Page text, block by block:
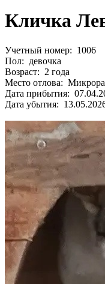
Кличка
Учетный номер: 1006
Пол: девочка
Возраст: 2 года
Место отлова:
Дата прибытия:
Дата убытия: